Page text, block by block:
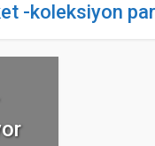
-koleksiyon